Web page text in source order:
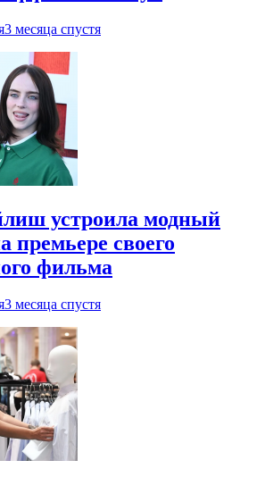
3 месяца спустя
устроила модный
премьере своего
фильма
3 месяца спустя